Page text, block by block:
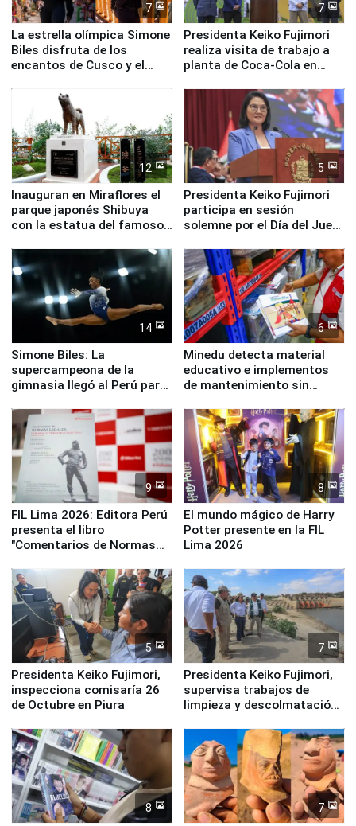
7
La estrella olímpica Simone
Biles disfruta de los
encantos de Cusco y el
7
Presidenta Keiko Fujimori
realiza visita de trabajo a
planta de Coca-Cola en
12
Inauguran en Miraflores el
parque japonés Shibuya
con la estatua del famoso
5
Presidenta Keiko Fujimori
participa en sesión
solemne por el Día del Juez
14
Simone Biles: La
supercampeona de la
gimnasia llegó al Perú para
Panamericanos Lima 2027
6
Minedu detecta material
educativo e implementos
de mantenimiento sin
la UGEL 2
9
FIL Lima 2026: Editora Perú
presenta el libro
"Comentarios de Normas
Derecho Colectivo"
8
El mundo mágico de Harry
Potter presente en la FIL
Lima 2026
5
Presidenta Keiko Fujimori,
inspecciona comisaría 26
de Octubre en Piura
7
Presidenta Keiko Fujimori,
supervisa trabajos de
limpieza y descolmatación
8 7